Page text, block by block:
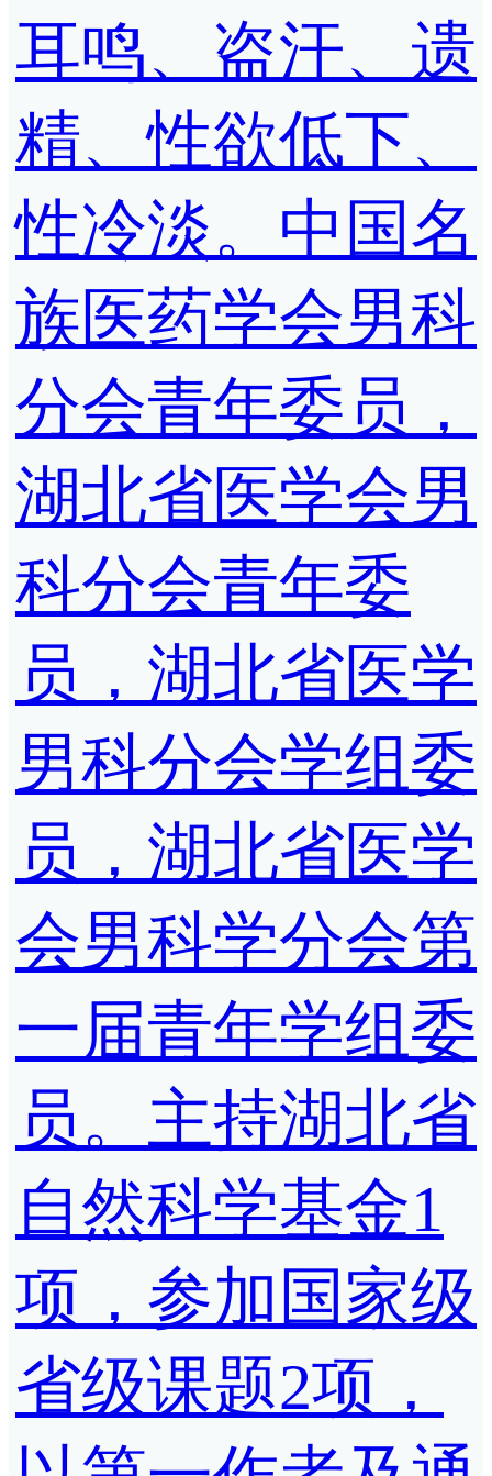
耳鸣、盗汗、遗
精、性欲低下、
性冷淡。中国名
族医药学会男科
分会青年委员，
湖北省医学会男
科分会青年委
员，湖北省医学
男科分会学组委
员，湖北省医学
会男科学分会第
一届青年学组委
员。主持湖北省
自然科学基金1
项，参加国家级
省级课题2项，